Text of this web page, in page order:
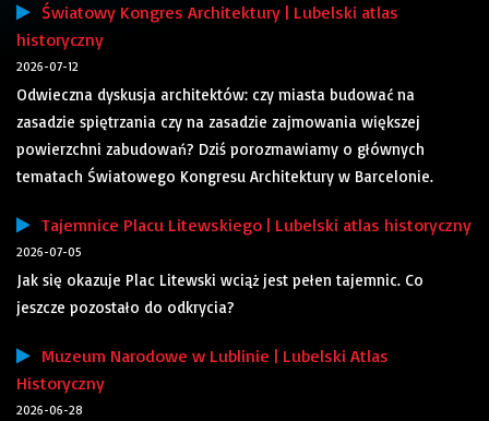
Światowy Kongres Architektury | Lubelski atlas
historyczny
2026-07-12
Odwieczna dyskusja architektów: czy miasta budować na
zasadzie spiętrzania czy na zasadzie zajmowania większej
powierzchni zabudowań? Dziś porozmawiamy o głównych
tematach Światowego Kongresu Architektury w Barcelonie.
Tajemnice Placu Litewskiego | Lubelski atlas historyczny
2026-07-05
Jak się okazuje Plac Litewski wciąż jest pełen tajemnic. Co
jeszcze pozostało do odkrycia?
Muzeum Narodowe w Lublinie | Lubelski Atlas
Historyczny
2026-06-28